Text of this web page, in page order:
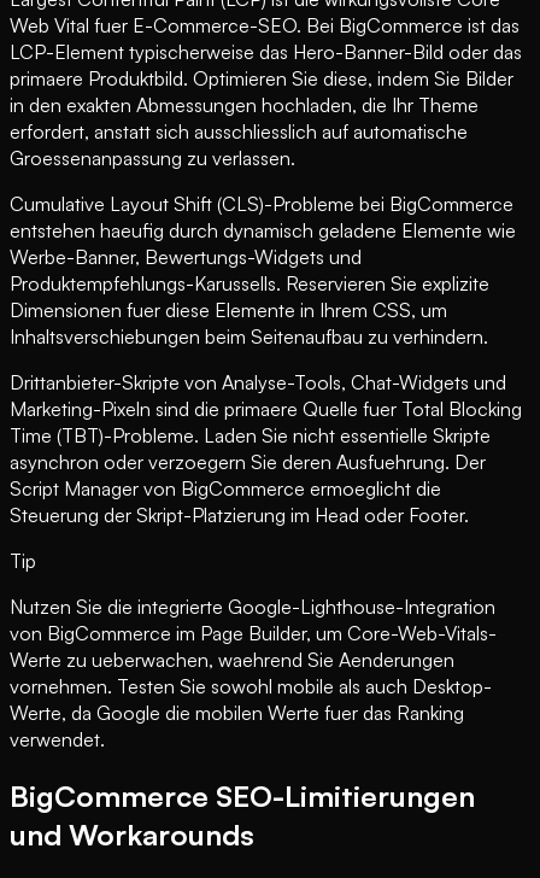
Web Vital fuer E-Commerce-SEO. Bei BigCommerce ist das
LCP-Element typischerweise das Hero-Banner-Bild oder das
primaere Produktbild. Optimieren Sie diese, indem Sie Bilder
in den exakten Abmessungen hochladen, die Ihr Theme
erfordert, anstatt sich ausschliesslich auf automatische
Groessenanpassung zu verlassen.
Cumulative Layout Shift (CLS)-Probleme bei BigCommerce
entstehen haeufig durch dynamisch geladene Elemente wie
Werbe-Banner, Bewertungs-Widgets und
Produktempfehlungs-Karussells. Reservieren Sie explizite
Dimensionen fuer diese Elemente in Ihrem CSS, um
Inhaltsverschiebungen beim Seitenaufbau zu verhindern.
Drittanbieter-Skripte von Analyse-Tools, Chat-Widgets und
Marketing-Pixeln sind die primaere Quelle fuer Total Blocking
Time (TBT)-Probleme. Laden Sie nicht essentielle Skripte
asynchron oder verzoegern Sie deren Ausfuehrung. Der
Script Manager von BigCommerce ermoeglicht die
Steuerung der Skript-Platzierung im Head oder Footer.
Tip
Nutzen Sie die integrierte Google-Lighthouse-Integration
von BigCommerce im Page Builder, um Core-Web-Vitals-
Werte zu ueberwachen, waehrend Sie Aenderungen
vornehmen. Testen Sie sowohl mobile als auch Desktop-
Werte, da Google die mobilen Werte fuer das Ranking
verwendet.
BigCommerce SEO-Limitierungen
und Workarounds